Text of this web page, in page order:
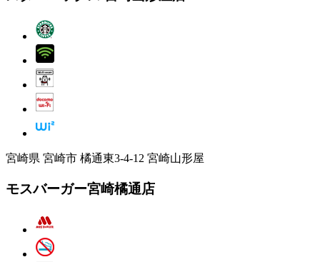
宮崎県 宮崎市 橘通東3-4-12 宮崎山形屋
モスバーガー宮崎橘通店